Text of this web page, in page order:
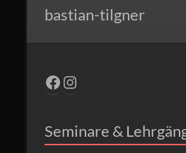
bastian-tilgner
Facebook
Instagram
Seminare &